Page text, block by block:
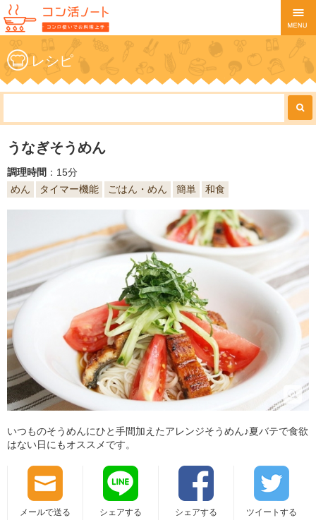
レシピ
うなぎそうめん
調理時間 ：15分
めん
タイマー機能 ごはん・めん 簡単 和食
いつものそうめんにひと手間加えたアレンジそうめん♪夏バテで食欲
はない日にもオススメです。
メールで送る シェアする シェアする ツイートする